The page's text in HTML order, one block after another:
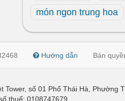
món ngon trung hoa
Hướng dẫn Bản
Tower, số 01 Phố Thái Hà, Phường
thuế: 0108747679